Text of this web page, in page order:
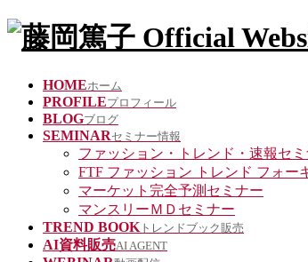
HOMEホーム
PROFILEプロフィール
BLOGブログ
SEMINARセミナー情報
ファッション・トレンド・速報セ
FTF ファッション トレンド フォー
マーケット完全予測セミナー
マンスリーＭＤセミナー
TREND BOOK トレンドブック販売
AI資料販売AI AGENT